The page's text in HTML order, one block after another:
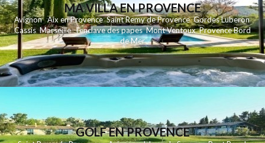
MA VILLA EN PROVENCE
Avignon Aix en Provence Saint Remy de Provence GordesLuberon
Cassis Marseille l'enclave des papes Mont Ventoux Provence Bord
de Mer
GOLF EN PROVENCE